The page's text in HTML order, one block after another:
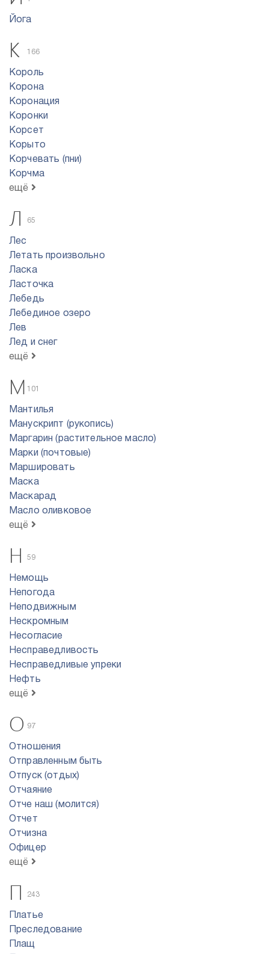
Йога
К 166
Король
Корона
Коронация
Коронки
Корсет
Корыто
Корчевать (пни)
Корчма
ещё
Л 65
Лес
Летать произвольно
Ласка
Ласточка
Лебедь
Лебединое озеро
Лев
Лед и снег
ещё
М 101
Мантилья
Манускрипт (рукопись)
Маргарин (растительное масло)
Марки (почтовые)
Маршировать
Маска
Маскарад
Масло оливковое
ещё
Н 59
Немощь
Непогода
Неподвижным
Нескромным
Несогласие
Несправедливость
Несправедливые упреки
Нефть
ещё
О 97
Отношения
Отправленным быть
Отпуск (отдых)
Отчаяние
Отче наш (молится)
Отчет
Отчизна
Офицер
ещё
П 243
Платье
Преследование
Плащ